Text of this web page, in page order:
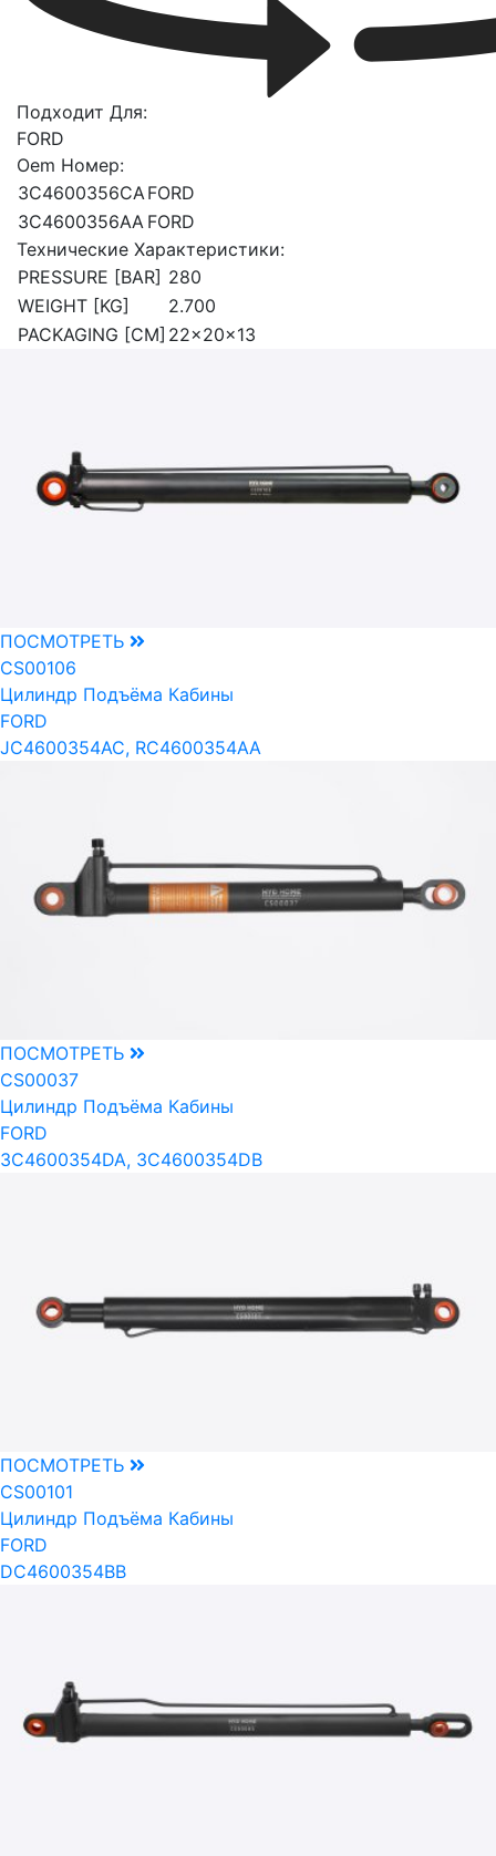
Подходит Для:
FORD
Oem Номер:
3C4600356CAFORD
3C4600356AA FORD
Технические Характеристики:
PRESSURE [BAR] 280
WEIGHT [KG]
2.700
PACKAGING [CM] 22x20x13
ПОСМОТРЕТЬ
CS00106
Цилиндр Подъёма Кабины
FORD
JC4600354AC, RC4600354AA
ПОСМОТРЕТЬ
CS00037
Цилиндр Подъёма Кабины
FORD
3C4600354DA, 3C4600354DB
ПОСМОТРЕТЬ
CS00101
Цилиндр Подъёма Кабины
FORD
DC4600354BB